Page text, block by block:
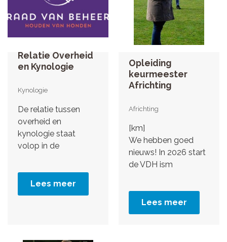
Relatie Overheid
en Kynologie
Kynologie
De relatie tussen
overheid en
kynologie staat
volop in de
Lees meer
Opleiding
keurmeester
Africhting
Africhting
[km]
We hebben goed
nieuws! In 2026 start
de VDH ism
Lees meer